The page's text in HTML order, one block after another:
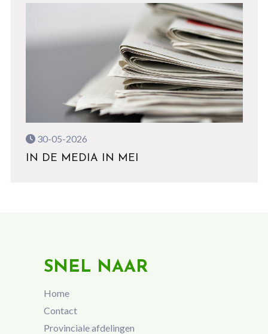
30-05-2026
IN DE MEDIA IN MEI
SNEL NAAR
Home
Contact
Provinciale afdelingen